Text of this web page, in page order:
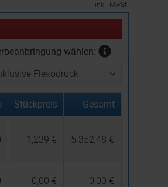
inkl. MwSt.
wählen:
Stückpreis Gesamt
1,239 € 5.352,48 €
0,00 € 0,00 €